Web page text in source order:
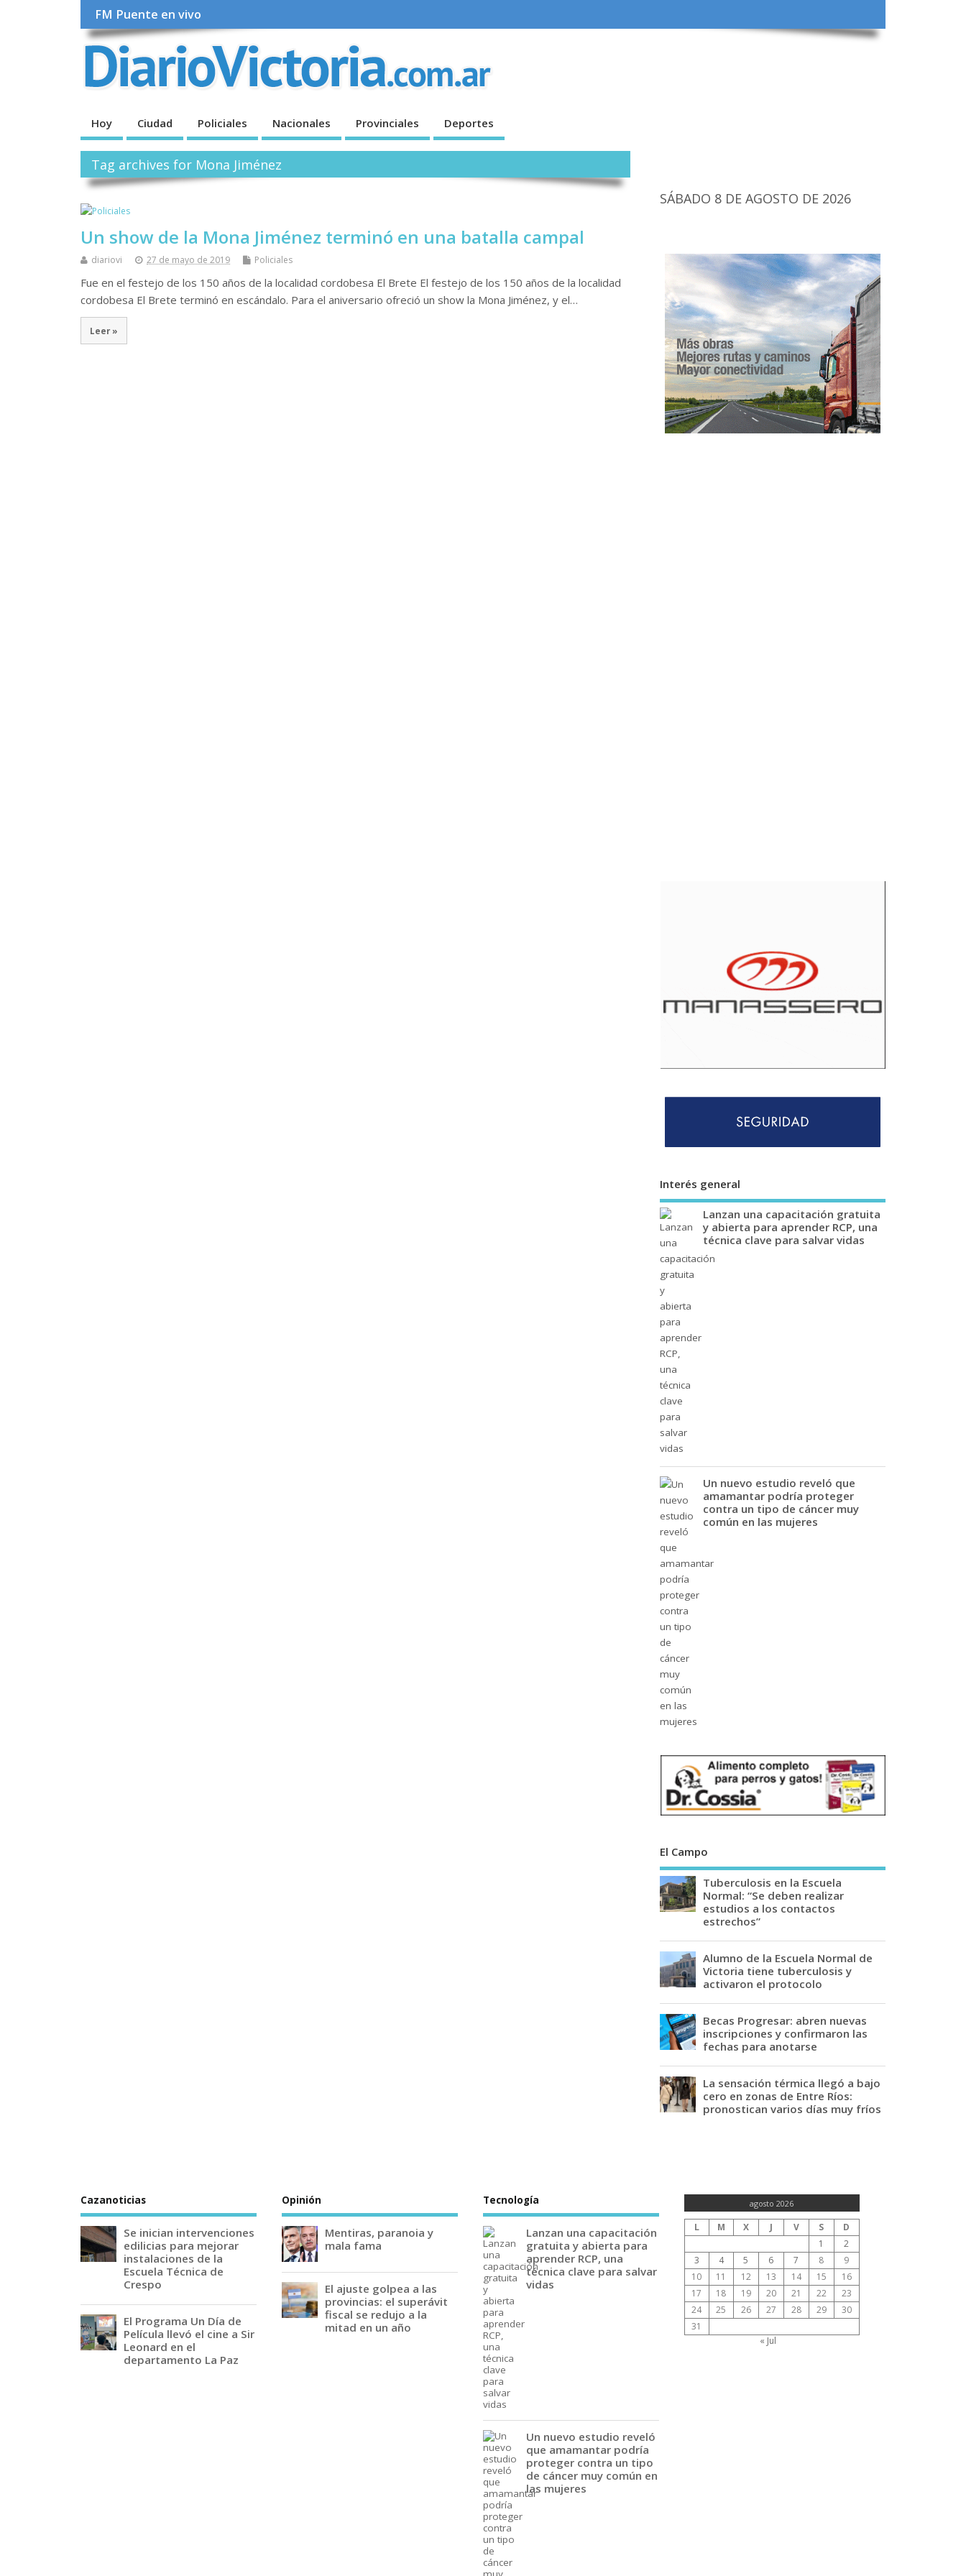
FM Puente en vivo
Hoy Ciudad Policiales Nacionales Provinciales Deportes
Tag archives for Mona Jiménez
Un show de la Mona Jiménez terminó en una batalla campal
diariovi 27 de mayo de 2019 Policiales
Fue en el festejo de los 150 años de la localidad cordobesa El Brete El festejo de los 150 años de la localidad
cordobesa El Brete terminó en escándalo. Para el aniversario ofreció un show la Mona Jiménez, y el…
Leer »
SÁBADO 8 DE AGOSTO DE 2026
Interés general
Lanzan una capacitación gratuita
y abierta para aprender RCP, una
técnica clave para salvar vidas
Un nuevo estudio reveló que
amamantar podría proteger
contra un tipo de cáncer muy
común en las mujeres
El Campo
Tuberculosis en la Escuela
Normal: “Se deben realizar
estudios a los contactos
estrechos”
Alumno de la Escuela Normal de
Victoria tiene tuberculosis y
activaron el protocolo
Becas Progresar: abren nuevas
inscripciones y confirmaron las
fechas para anotarse
La sensación térmica llegó a bajo
cero en zonas de Entre Ríos:
pronostican varios días muy fríos
Cazanoticias
Se inician intervenciones
edilicias para mejorar
instalaciones de la
Escuela Técnica de
Crespo
El Programa Un Día de
Película llevó el cine a Sir
Leonard en el
departamento La Paz
Opinión
Mentiras, paranoia y
mala fama
El ajuste golpea a las
provincias: el superávit
fiscal se redujo a la
mitad en un año
Tecnología
Lanzan una capacitación
gratuita y abierta para
aprender RCP, una
técnica clave para salvar
vidas
Un nuevo estudio reveló
que amamantar podría
proteger contra un tipo
de cáncer muy común en
las mujeres
agosto 2026
L M X J V S
D
1
2
3
4 5 6 7 8
9
10
11 12 13 14 15
16
17
18 19 20 21 22
23
24
25 26 27 28 29
30
31
« Jul